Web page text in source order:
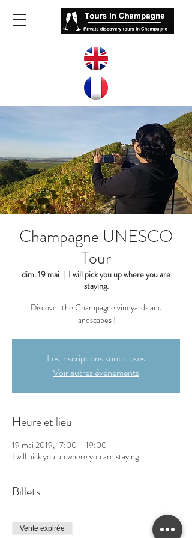
Champagne UNESCO
Tour
dim. 19 mai
  |
I will pick you up where you are
staying.
Discover the Champagne vineyards and
landscapes !
Les inscriptions sont closes
Voir autres événements
Heure et lieu
19 mai 2019, 17:00 – 19:00
I will pick you up where you are staying.
Billets
Vente expirée